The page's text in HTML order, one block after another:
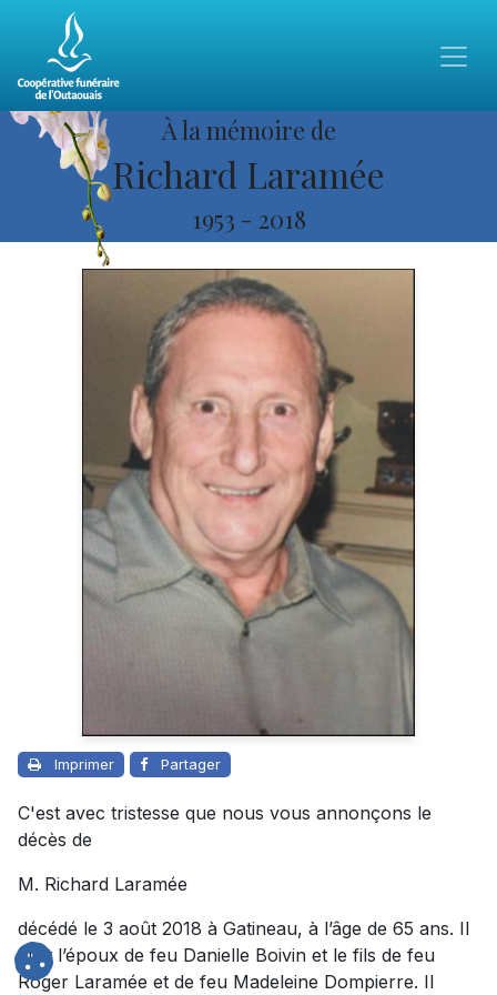
À la mémoire de
Richard Laramée
1953 - 2018
Imprimer Partager
C'est avec tristesse que nous vous annonçons le
décès de
M. Richard Laramée
décédé le 3 août 2018 à Gatineau, à l’âge de 65 ans. Il
était l’époux de feu Danielle Boivin et le fils de feu
Roger Laramée et de feu Madeleine Dompierre. Il